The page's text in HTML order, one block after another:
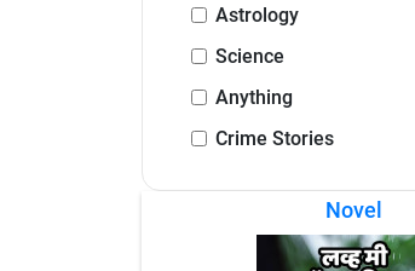
Astrology
Science
Anything
Crime Stories
Novel